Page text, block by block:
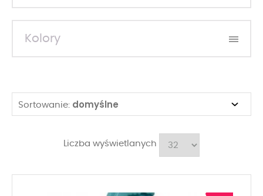
Kolory
Sortowanie: domyślne
Liczba wyświetlanych